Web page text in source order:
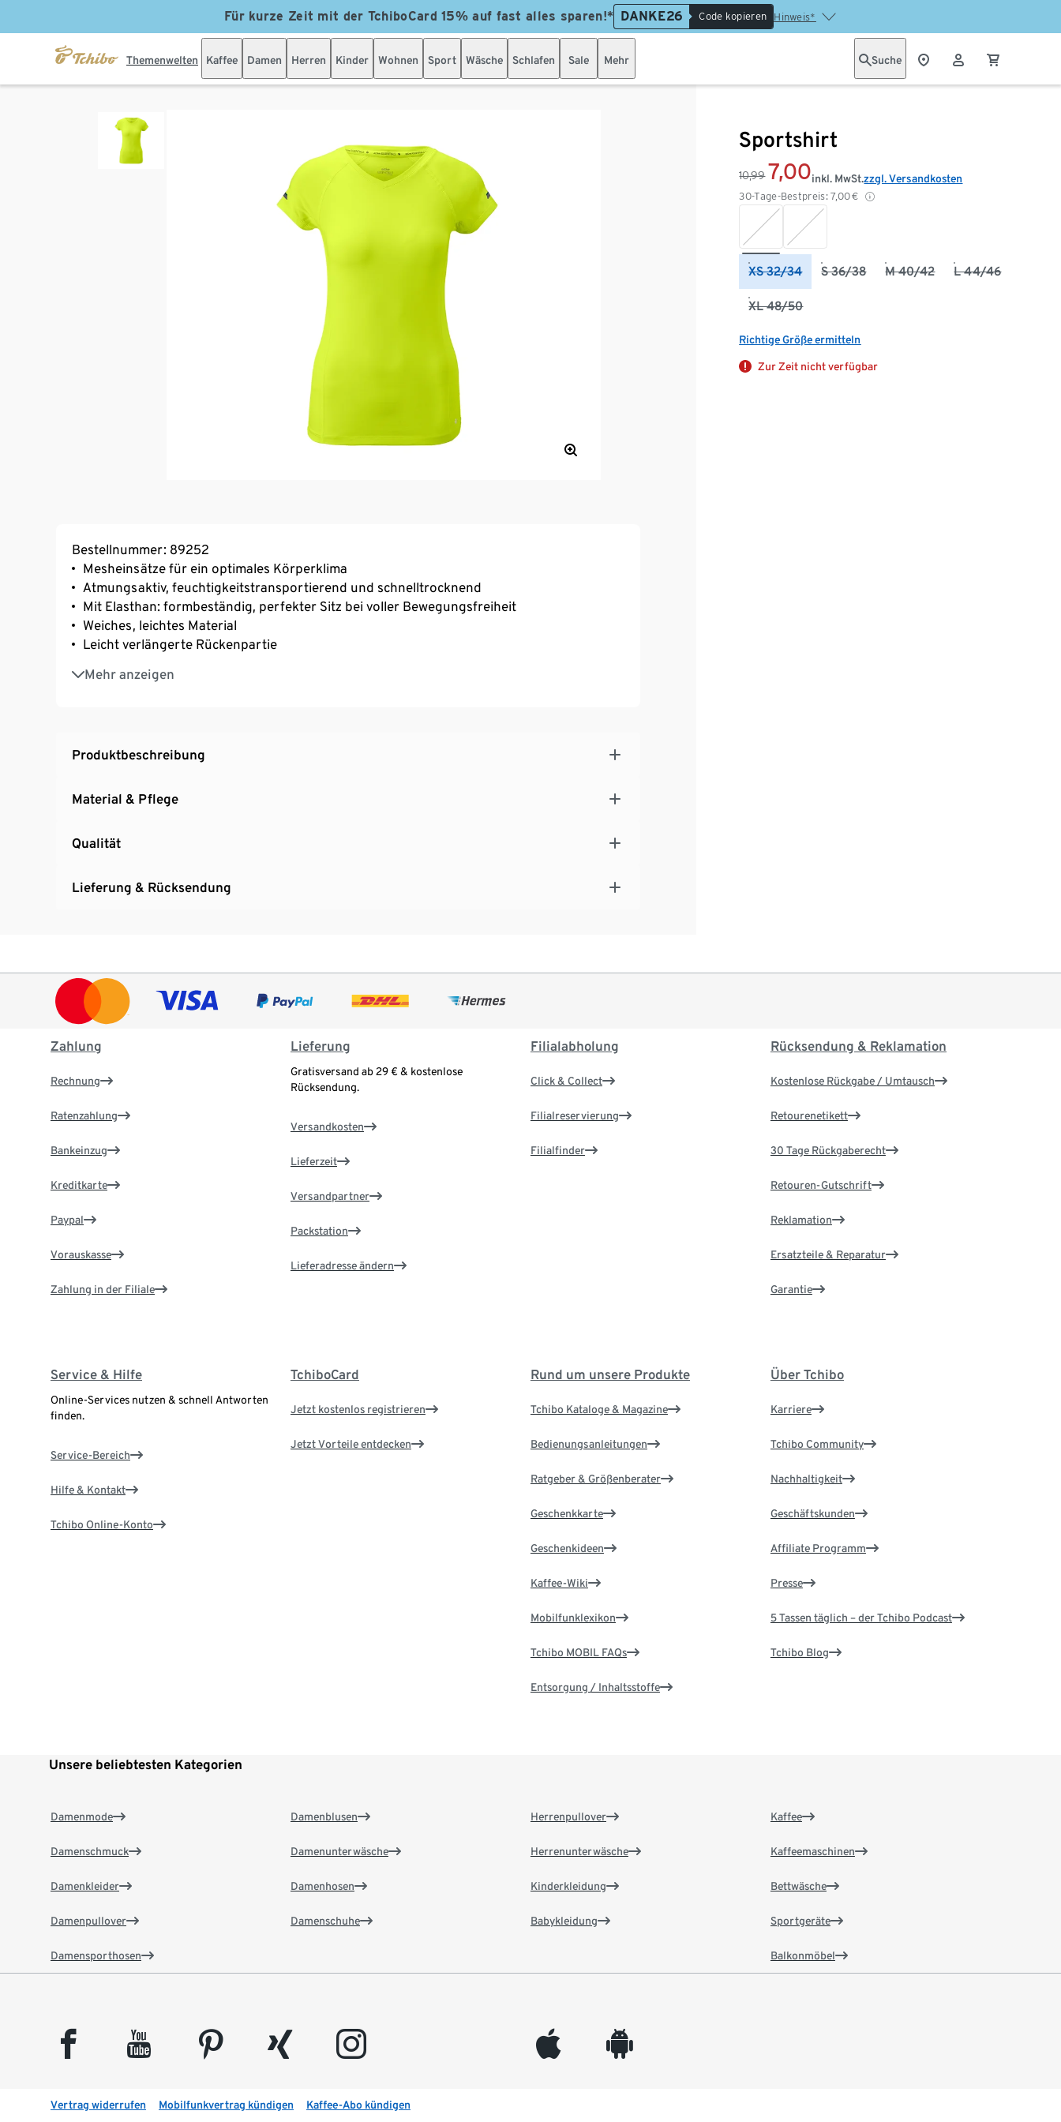
Für kurze Zeit mit der TchiboCard 15% auf fast alles sparen!* DANKE26 Code kopieren Hinweis*
Themenwelten Kaffee Damen Herren Kinder Wohnen Sport Wäsche Schlafen Sale Mehr Suche
Sportshirt
10,99 7,00
30-Tage-Bestpreis: 7,00€
inkl. MwSt.zzgl. Versandkosten
XS 32/34 S 36/38 M 40/42 L 44/46
XL 48/50
Richtige Größe ermitteln
Zur Zeit nicht verfügbar
Bestellnummer: 89252
Mesheinsätze für ein optimales Körperklima
Atmungsaktiv, feuchtigkeitstransportierend und schnelltrocknend
Mit Elasthan: formbeständig, perfekter Sitz bei voller Bewegungsfreiheit
Weiches, leichtes Material
Leicht verlängerte Rückenpartie
Mehr anzeigen
Mit reflektierenden Elementen am Ärmel
Mit V-Neck
Produktbeschreibung
Material & Pflege
Qualität
Lieferung & Rücksendung
Zahlung
Rechnung
Ratenzahlung
Bankeinzug
Kreditkarte
Paypal
Vorauskasse
Zahlung in der Filiale
Lieferung
Gratisversand ab 29 € & kostenlose
Rücksendung.
Versandkosten
Lieferzeit
Versandpartner
Packstation
Lieferadresse ändern
Filialabholung
Click & Collect
Filialreservierung
Filialfinder
Rücksendung & Reklamation
Kostenlose Rückgabe / Umtausch
Retourenetikett
30 Tage Rückgaberecht
Retouren-Gutschrift
Reklamation
Ersatzteile & Reparatur
Garantie
Service & Hilfe
Online-Services nutzen & schnell Antworten
finden.
Service-Bereich
Hilfe & Kontakt
Tchibo Online-Konto
TchiboCard
Jetzt kostenlos registrieren
Jetzt Vorteile entdecken
Rund um unsere Produkte
Tchibo Kataloge & Magazine
Bedienungsanleitungen
Ratgeber & Größenberater
Geschenkkarte
Geschenkideen
Kaffee-Wiki
Mobilfunklexikon
Tchibo MOBIL FAQs
Entsorgung / Inhaltsstoffe
Über Tchibo
Karriere
Tchibo Community
Nachhaltigkeit
Geschäftskunden
Affiliate Programm
Presse
5 Tassen täglich – der Tchibo Podcast
Tchibo Blog
Unsere beliebtesten Kategorien
Damenmode
Damenschmuck
Damenkleider
Damenpullover
Damensporthosen
Damenblusen
Damenunterwäsche
Damenhosen
Damenschuhe
Herrenpullover
Herrenunterwäsche
Kinderkleidung
Babykleidung
Kaffee
Kaffeemaschinen
Bettwäsche
Sportgeräte
Balkonmöbel
facebook youtube pinterest xing instagram appleinc android
Vertrag widerrufen Mobilfunkvertrag kündigen Kaffee-Abo kündigen